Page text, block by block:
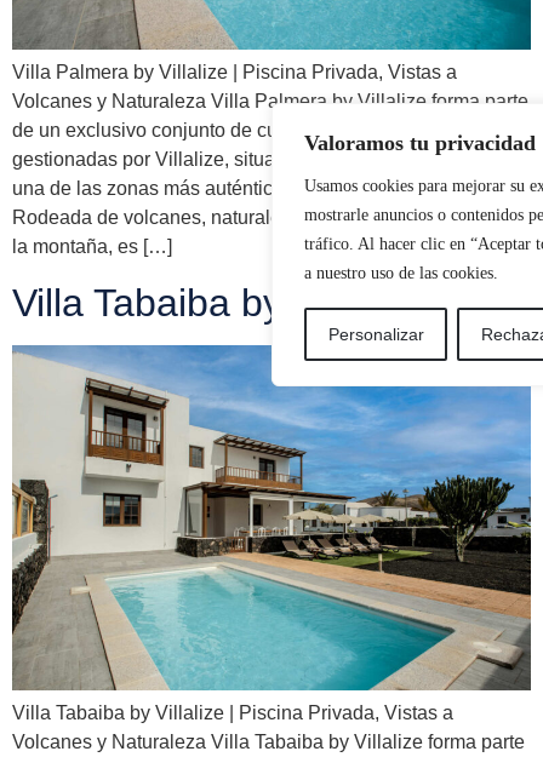
Valoramos tu privacidad
Usamos cookies para mejorar su
mostrarle anuncios o contenidos
tráfico. Al hacer clic en “Aceptar
a nuestro uso de las cookies.
Personalizar
Villa Palmera by Villalize | Piscina Privada, Vistas a
Volcanes y Naturaleza Villa Palmera by Villalize forma parte
de un exclusivo conjunto de cuatro villas privadas
gestionadas por Villalize, situadas en La Vegueta, Tinajo,
una de las zonas más auténticas y tranquilas de Lanzarote.
Rodeada de volcanes, naturaleza y espectaculares vistas a
la montaña, es […]
Villa Tabaiba by Villalize
Villa Tabaiba by Villalize | Piscina Privada, Vistas a
Volcanes y Naturaleza Villa Tabaiba by Villalize forma parte